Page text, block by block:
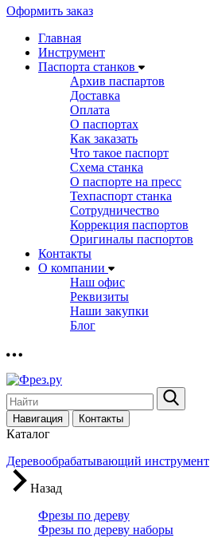
Оформить заказ
Главная
Инструмент
Паспорта станков
Архив паспартов
Доставка
Оплата
О паспортах
Как заказать
Что такое паспорт
Схема станка
О паспорте на пресс
Техпаспорт станка
Сотрудничество
Коррекция паспортов
Оригиналы паспортов
Контакты
О компании
Наш офис
Реквизиты
Наши закупки
Блог
Навигация Контакты
Каталог
Деревообрабатывающий инструмент
Назад
Фрезы по дереву
Фрезы по дереву наборы